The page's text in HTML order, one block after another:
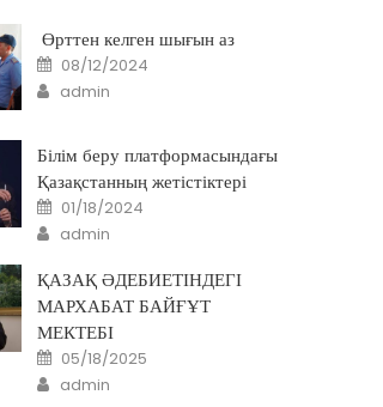
Өрттен келген шығын аз
Posted
on
08/12/2024
Author
admin
Білім беру платформасындағы
Қазақстанның жетістіктері
Posted
on
01/18/2024
Author
admin
ҚАЗАҚ ӘДЕБИЕТІНДЕГІ
МАРХАБАТ БАЙҒҰТ
МЕКТЕБІ
Posted
on
05/18/2025
Author
admin